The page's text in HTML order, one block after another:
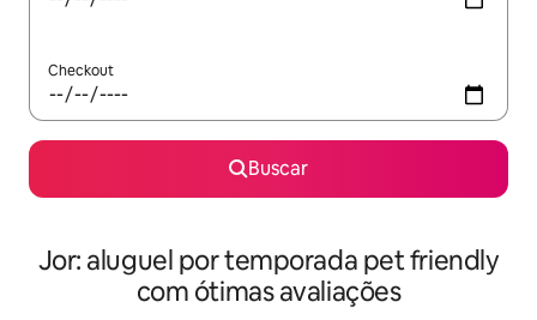
Checkout
Buscar
Jor: aluguel por temporada pet friendly
com ótimas avaliações